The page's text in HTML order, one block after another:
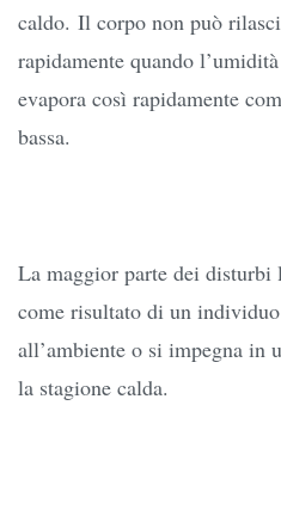
caldo. Il corpo non può
rapidamente quando
evapora così rapidamente
bassa.
La maggior parte dei disturbi
come risultato di un individuo
all’ambiente o si impegna in
la stagione calda.